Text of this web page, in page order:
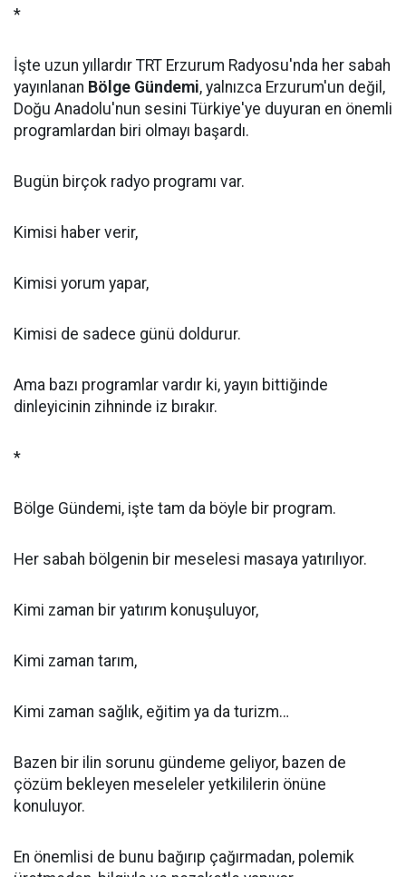
*
İşte uzun yıllardır TRT Erzurum Radyosu'nda her sabah
yayınlanan Bölge Gündemi, yalnızca Erzurum'un değil,
Doğu Anadolu'nun sesini Türkiye'ye duyuran en önemli
programlardan biri olmayı başardı.
Bugün birçok radyo programı var.
Kimisi haber verir,
Kimisi yorum yapar,
Kimisi de sadece günü doldurur.
Ama bazı programlar vardır ki, yayın bittiğinde
dinleyicinin zihninde iz bırakır.
*
Bölge Gündemi, işte tam da böyle bir program.
Her sabah bölgenin bir meselesi masaya yatırılıyor.
Kimi zaman bir yatırım konuşuluyor,
Kimi zaman tarım,
Kimi zaman sağlık, eğitim ya da turizm…
Bazen bir ilin sorunu gündeme geliyor, bazen de
çözüm bekleyen meseleler yetkililerin önüne
konuluyor.
En önemlisi de bunu bağırıp çağırmadan, polemik